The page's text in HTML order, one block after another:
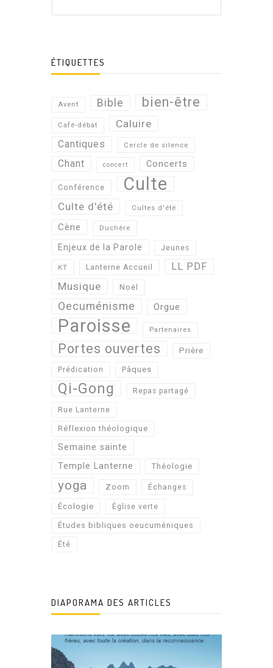
ÉTIQUETTES
Avent Bible bien-être
Café-débat Caluire
Cantiques Cercle de silence
Chant concert Concerts
Conférence Culte
Culte d'été Cultes d'été
Cène Duchère
Enjeux de la Parole Jeunes
KT Lanterne Accueil LL PDF
Musique Noël
Oecuménisme Orgue
Paroisse Partenaires
Portes ouvertes Prière
Prédication Pâques
Qi-Gong Repas partagé
Rue Lanterne
Réflexion théologique
Semaine sainte
Temple Lanterne
Théologie
yoga Zoom Échanges
Écologie Église verte
Études bibliques oeucuméniques
Été
DIAPORAMA DES ARTICLES